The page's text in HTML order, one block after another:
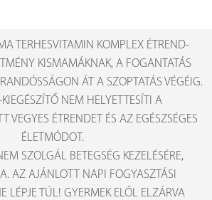
TERHESVITAMIN KOMPLEX ÉTREND-
KISMAMÁKNAK, A FOGANTATÁS
ÁT A SZOPTATÁS VÉGÉIG.
NEM HELYETTESÍTI A
VEGYES ÉTRENDET ÉS AZ EGÉSZSÉGES
ÉLETMÓDOT.
SZOLGÁL BETEGSÉG KEZELÉSÉRE,
AZ AJÁNLOTT NAPI FOGYASZTÁSI
LÉPJE TÚL! GYERMEK ELŐL ELZÁRVA